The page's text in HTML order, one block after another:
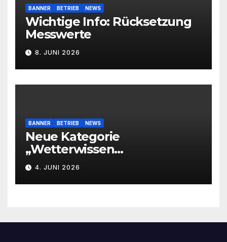
BANNER BETRIEB NEWS
Wichtige Info: Rücksetzung
Messwerte
8. JUNI 2026
BANNER BETRIEB NEWS
Neue Kategorie
„Wetterwissen
leichtverständlich“
4. JUNI 2026